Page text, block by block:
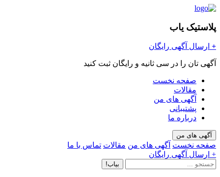
پلاستیک یاب
+ ارسال آگهی رایگان
آگهی تان را در سی ثانیه و رایگان ثبت کنید
صفحه نخست
مقالات
آگهی های من
پشتیبانی
درباره ما
آگهی های من
صفحه نخست آگهی های من مقالات تماس با ما
+ ارسال آگهی رایگان
بیاب!